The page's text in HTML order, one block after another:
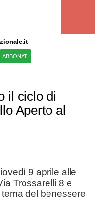
ABBONATI
il ciclo di
Aperto al
9 aprile alle
Trossarelli 8 e
del benessere